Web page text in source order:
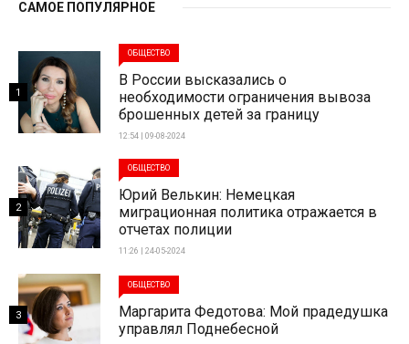
САМОЕ ПОПУЛЯРНОЕ
ОБЩЕСТВО
В России высказались о
необходимости ограничения вывоза
брошенных детей за границу
12:54 | 09-08-2024
1
ОБЩЕСТВО
Юрий Велькин: Немецкая
миграционная политика отражается в
отчетах полиции
11:26 | 24-05-2024
2
ОБЩЕСТВО
Маргарита Федотова: Мой прадедушка
управлял Поднебесной
3